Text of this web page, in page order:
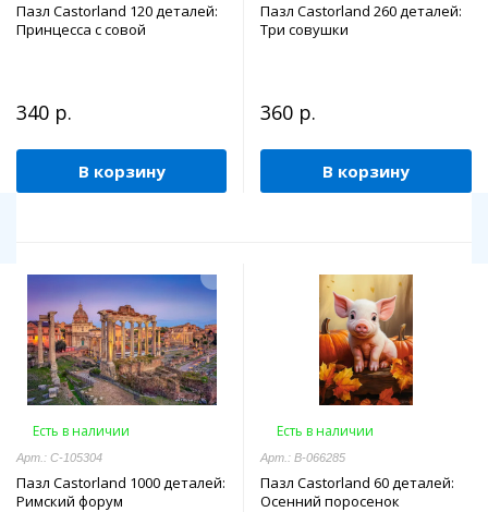
Пазл Castorland 120 деталей:
Принцесса с совой
340 р.
В корзину
Пазл Castorland 260 деталей:
Три совушки
360 р.
В корзину
Есть в наличии
Арт.: C-105304
Пазл Castorland 1000 деталей:
Римский форум
Есть в наличии
Арт.: В-066285
Пазл Castorland 60 деталей:
Осенний поросенок